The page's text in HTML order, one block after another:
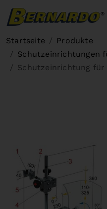
Startseite
Produkte
Schutzeinrichtungen
Schutzeinrichtung für